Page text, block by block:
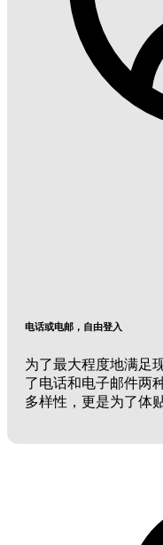
电话或电邮，自由登入
为了最大程度地满足
了电话和电子邮件两
多样性，更是为了体